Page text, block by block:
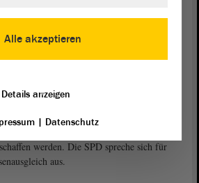
zu bewahren, heißt für uns, eine Umwelt zu
biete“, so Hendrik Lange.
Schöpfung sei aber auch die kulturelle
Jürgen Barth (SPD)
werden. Die SPD spreche sich für
aus.
Alle akzeptieren
Details anzeigen
| Datenschutz